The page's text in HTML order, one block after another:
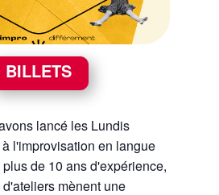
BILLETS
lancé les Lundis
l'improvisation en langue
de 10 ans d'expérience,
mènent une